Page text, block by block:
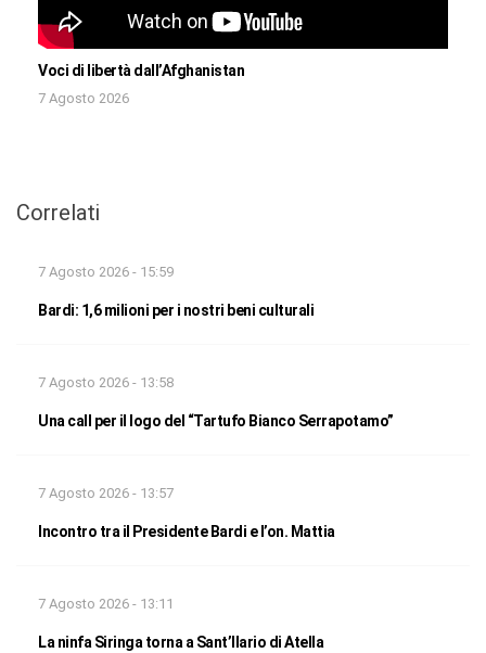
Voci di libertà dall’Afghanistan
7 Agosto 2026
Correlati
7 Agosto 2026 - 15:59
Bardi: 1,6 milioni per i nostri beni culturali
7 Agosto 2026 - 13:58
Una call per il logo del “Tartufo Bianco Serrapotamo”
7 Agosto 2026 - 13:57
Incontro tra il Presidente Bardi e l’on. Mattia
7 Agosto 2026 - 13:11
La ninfa Siringa torna a Sant’Ilario di Atella